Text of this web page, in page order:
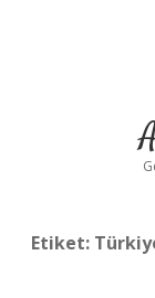
Etiket: